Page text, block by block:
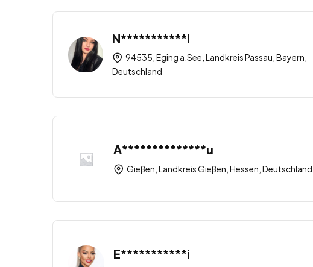
N***********l
94535, Eging a.See, Landkreis Passau, Bayern,
Deutschland
A**************u
Gießen, Landkreis Gießen, Hessen, Deutschland
E***********i